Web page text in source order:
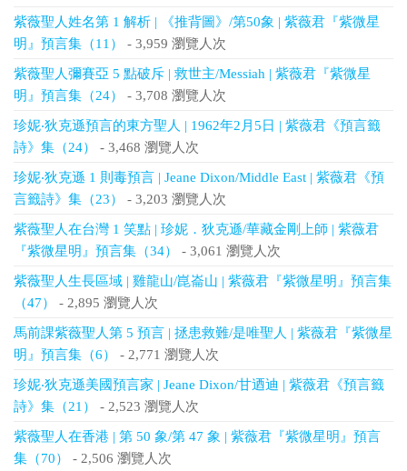
紫薇聖人姓名第 1 解析 | 《推背圖》/第50象 | 紫薇君『紫微星
明』預言集（11）
- 3,959 瀏覽人次
紫薇聖人彌賽亞 5 點破斥 | 救世主/Messiah | 紫薇君『紫微星
明』預言集（24）
- 3,708 瀏覽人次
珍妮‧狄克遜預言的東方聖人 | 1962年2月5日 | 紫薇君《預言籤
詩》集（24）
- 3,468 瀏覽人次
珍妮‧狄克遜 1 則毒預言 | Jeane Dixon/Middle East | 紫薇君《預
言籤詩》集（23）
- 3,203 瀏覽人次
紫薇聖人在台灣 1 笑點 | 珍妮．狄克遜/華藏金剛上師 | 紫薇君
『紫微星明』預言集（34）
- 3,061 瀏覽人次
紫薇聖人生長區域 | 雞龍山/崑崙山 | 紫薇君『紫微星明』預言集
（47）
- 2,895 瀏覽人次
馬前課紫薇聖人第 5 預言 | 拯患救難/是唯聖人 | 紫薇君『紫微星
明』預言集（6）
- 2,771 瀏覽人次
珍妮‧狄克遜美國預言家 | Jeane Dixon/甘迺迪 | 紫薇君《預言籤
詩》集（21）
- 2,523 瀏覽人次
紫薇聖人在香港 | 第 50 象/第 47 象 | 紫薇君『紫微星明』預言
集（70）
- 2,506 瀏覽人次